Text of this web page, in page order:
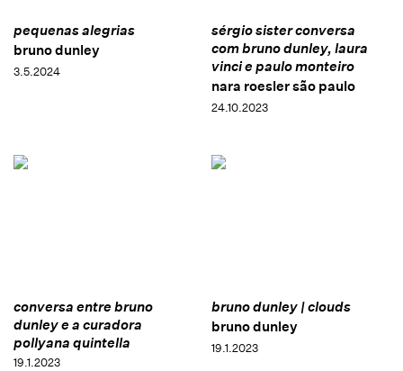
pequenas alegrias
bruno dunley
3.5.2024
sérgio sister conversa
com bruno dunley, laura
vinci e paulo monteiro
nara roesler são paulo
24.10.2023
conversa entre bruno
dunley e a curadora
pollyana quintella
19.1.2023
bruno dunley | clouds
bruno dunley
19.1.2023